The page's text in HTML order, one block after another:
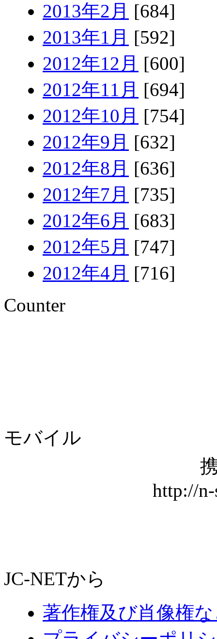
2013年2月 [684]
2013年1月 [592]
2012年12月 [600]
2012年11月 [694]
2012年10月 [754]
2012年9月 [632]
2012年8月 [636]
2012年7月 [735]
2012年6月 [683]
2012年5月 [747]
2012年4月 [716]
Counter
モバイル
http://
JC-NETから
著作権及び肖像権